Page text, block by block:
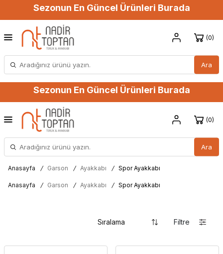
Sezonun En Güncel Ürünleri Burada
Ara
0
Sezonun En Güncel Ürünleri Burada
Ara
0
Anasayfa / Garson / Ayakkabı / Spor Ayakkabı
Anasayfa / Garson / Ayakkabı / Spor Ayakkabı
Filtre